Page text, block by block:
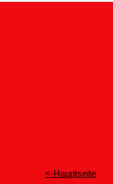
<-Hauptseite